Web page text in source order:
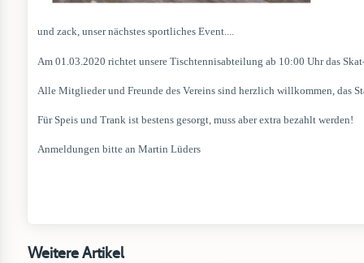
und zack, unser nächstes sportliches Event....
Am 01.03.2020 richtet unsere Tischtennisabteilung ab 10:00 Uhr das
Alle Mitglieder und Freunde des Vereins sind herzlich willkommen, das
Für Speis und Trank ist bestens gesorgt, muss aber extra bezahlt werden!
Anmeldungen bitte an Martin Lüders
Weitere Artikel